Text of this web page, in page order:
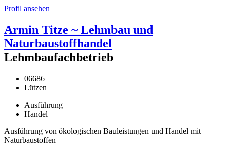
Profil ansehen
Armin Titze ~ Lehmbau und
Naturbaustoffhandel
Lehmbaufachbetrieb
06686
Lützen
Ausführung
Handel
Ausführung von ökologischen Bauleistungen und Handel mit
Naturbaustoffen